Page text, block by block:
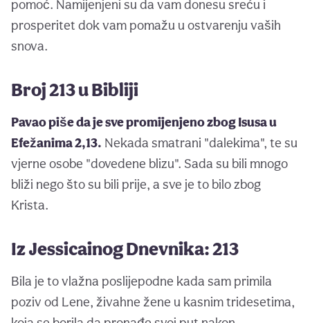
pomoć. Namijenjeni su da vam donesu sreću i
prosperitet dok vam pomažu u ostvarenju vaših
snova.
Broj 213 u Bibliji
Pavao piše da je sve promijenjeno zbog Isusa u
Efežanima 2,13. Nekada smatrani "dalekima", te su
vjerne osobe "dovedene blizu". Sada su bili mnogo
bliži nego što su bili prije, a sve je to bilo zbog
Krista.
Iz Jessicainog Dnevnika: 213
Bila je to vlažna poslijepodne kada sam primila
poziv od Lene, živahne žene u kasnim tridesetima,